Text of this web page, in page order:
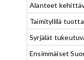
Alanteet
Taimityllilä
Syrjälät
Ensimmäiset